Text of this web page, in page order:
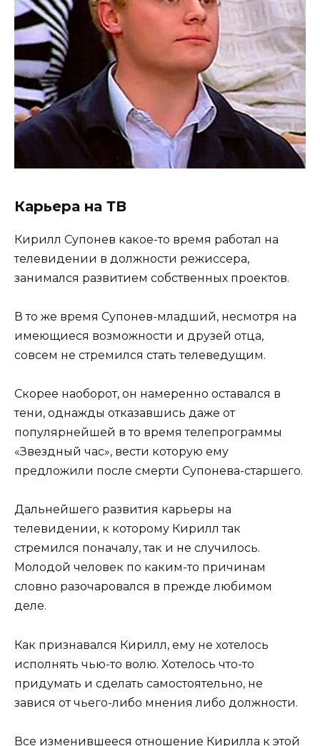
Карьера на ТВ
Кирилл Супонев какое-то время работал на
телевидении в должности режиссера,
занимался развитием собственных проектов.
В то же время Супонев-младший, несмотря на
имеющиеся возможности и друзей отца,
совсем не стремился стать телеведущим.
Скорее наоборот, он намеренно оставался в
тени, однажды отказавшись даже от
популярнейшей в то время телепрограммы
«Звездный час», вести которую ему
предложили после смерти Супонева-старшего.
Дальнейшего развития карьеры на
телевидении, к которому Кирилл так
стремился поначалу, так и не случилось.
Молодой человек по каким-то причинам
словно разочаровался в прежде любимом
деле.
Как признавался Кирилл, ему не хотелось
исполнять чью-то волю. Хотелось что-то
придумать и сделать самостоятельно, не
завися от чьего-либо мнения либо должности.
Все изменившееся отношение Кирилла к этой